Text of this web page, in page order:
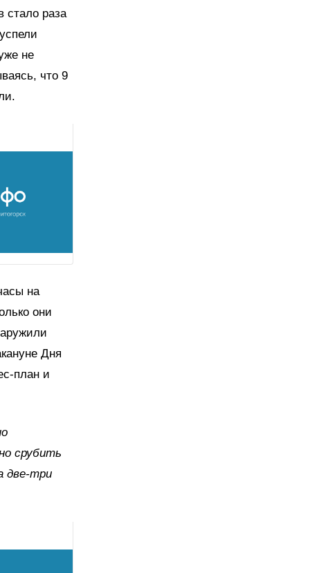
стало раза
не
что 9
на
они
Дня
план и
срубить
две-три